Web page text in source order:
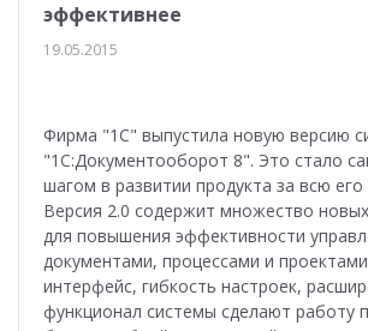
эффективнее
19.05.2015
Фирма "1С" выпустила новую версию
"1С:Документооборот 8". Это стало
шагом в развитии продукта за всю
Версия 2.0 содержит множество
для повышения эффективности
документами, процессами и
интерфейс, гибкость настроек,
функционал системы сделают работу